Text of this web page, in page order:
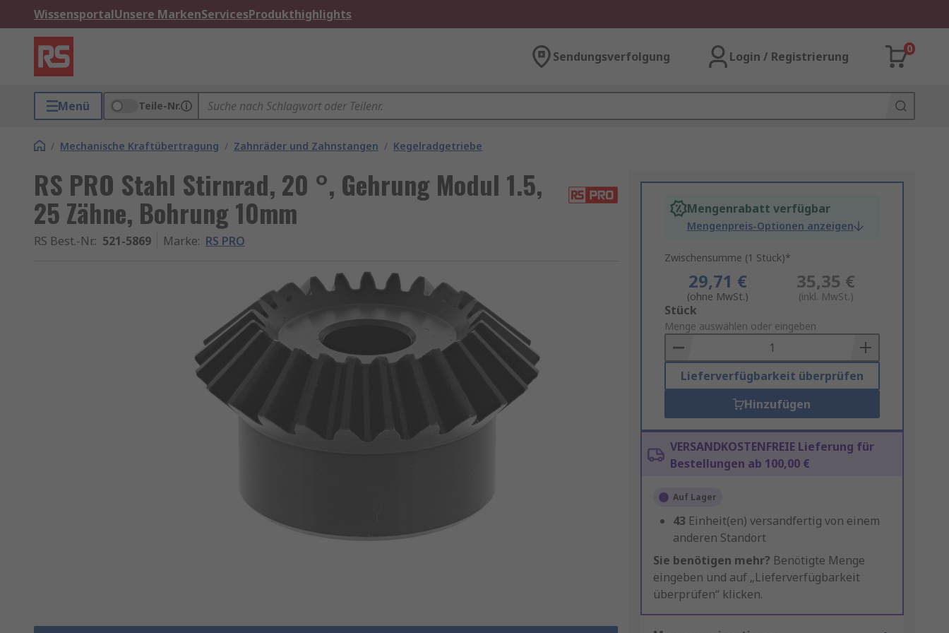
WissensportalUnsere MarkenServicesProdukthighlights
Sendungsverfolgung Login / Registrierung
0
Menü Teile-Nr.
/ Mechanische Kraftübertragung / Zahnräder und Zahnstangen / Kegelradgetriebe
RS PRO Stahl Stirnrad, 20 °, Gehrung Modul 1.5,
25 Zähne, Bohrung 10mm
RS Best.-Nr.: 521-5869 Marke: RS PRO
Mengenrabatt verfügbar
Mengenpreis-Optionen anzeigen
Zwischensumme (1 Stück)*
29,71 €
(ohne MwSt.)
35,35 €
(inkl. MwSt.)
Add
to
Basket
Stück
Menge auswählen oder eingeben
Lieferverfügbarkeit überprüfen
Hinzufügen
VERSANDKOSTENFREIE Lieferung für
Bestellungen ab 100,00 €
Auf Lager
43 Einheit(en) versandfertig von einem
anderen Standort
Sie benötigen mehr? Benötigte Menge
eingeben und auf „Lieferverfügbarkeit
überprüfen“ klicken.